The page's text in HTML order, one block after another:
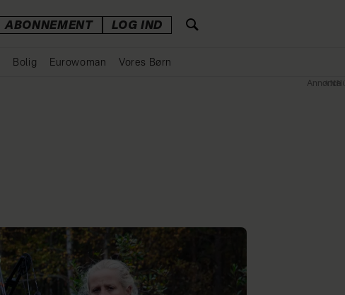
ABONNEMENT LOG IND
Bolig Eurowoman Vores Børn
Annonce